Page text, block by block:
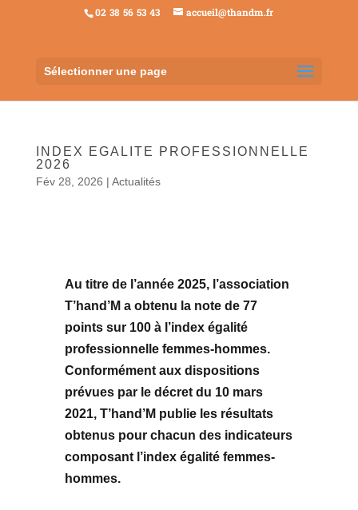
02 38 56 53 43 accueil@thandm.fr
Sélectionner une page
INDEX EGALITE PROFESSIONNELLE
2026
Fév 28, 2026 | Actualités
Au titre de l’année 2025, l’association
T’hand’M a obtenu la note de 77
points sur 100 à l’index égalité
professionnelle femmes-hommes.
Conformément aux dispositions
prévues par le décret du 10 mars
2021, T’hand’M publie les résultats
obtenus pour chacun des indicateurs
composant l’index égalité femmes-
hommes.